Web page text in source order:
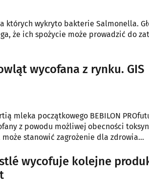
których wykryto bakterie Salmonella.
że ich spożycie może prowadzić do
wycofana z rynku. GIS
mleka początkowego BEBILON
z powodu możliwej obecności
stanowić zagrożenie dla zdrowia
wycofuje kolejne